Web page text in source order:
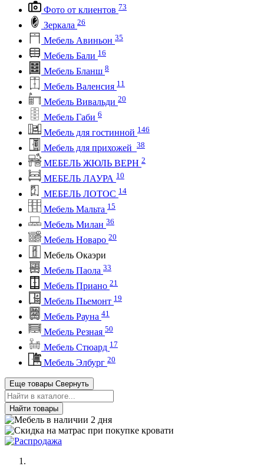
Фото от клиентов 73
Зеркала 26
Мебель Авиньон 35
Мебель Бали 16
Мебель Бланш 8
Мебель Валенсия 11
Мебель Вивальди 20
Мебель Габи 6
Мебель для гостинной 146
Мебель для прихожей 38
МЕБЕЛЬ ЖЮЛЬ ВЕРН 2
МЕБЕЛЬ ЛАУРА 10
МЕБЕЛЬ ЛОТОС 14
Мебель Мальта 15
Мебель Милан 36
Мебель Новаро 20
Мебель Окаэри
Мебель Паола 33
Мебель Приано 21
Мебель Пьемонт 19
Мебель Рауна 41
Мебель Резная 50
Мебель Стюард 17
Мебель Элбург 20
Еще товары Свернуть
Найти товары